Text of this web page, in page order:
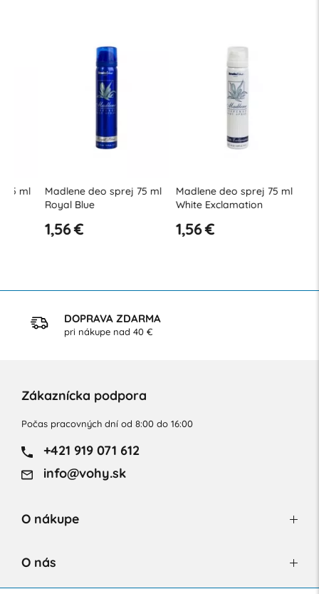
Madlene deo sprej 75 ml
Royal Blue
1,56 €
Madlene deo sprej 75 ml
White Exclamation
1,56 €
DOPRAVA ZDARMA
pri nákupe nad 40 €
Zákaznícka podpora
Počas pracovných dní od 8:00 do 16:00
+421 919 071 612
info@vohy.sk
O nákupe
O nás